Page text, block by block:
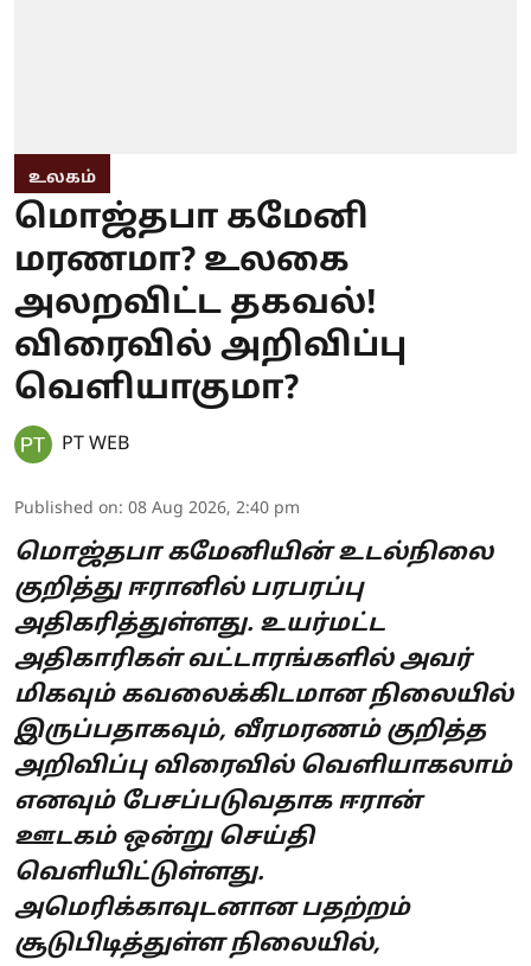
உலகம்
மொஜ்தபா கமேனி
மரணமா? உலகை
அலறவிட்ட தகவல்!
விரைவில் அறிவிப்பு
வெளியாகுமா?
PT WEB
Published on: 08 Aug 2026, 2:40 pm
மொஜ்தபா கமேனியின் உடல்நிலை
குறித்து ஈரானில் பரபரப்பு
அதிகரித்துள்ளது. உயர்மட்ட
அதிகாரிகள் வட்டாரங்களில் அவர்
மிகவும் கவலைக்கிடமான நிலையில்
இருப்பதாகவும், வீரமரணம் குறித்த
அறிவிப்பு விரைவில் வெளியாகலாம்
எனவும் பேசப்படுவதாக ஈரான்
ஊடகம் ஒன்று செய்தி
வெளியிட்டுள்ளது.
அமெரிக்காவுடனான பதற்றம்
சூடுபிடித்துள்ள நிலையில்,